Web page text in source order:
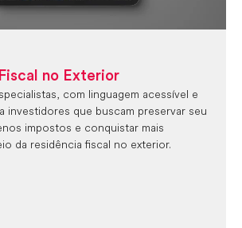
no Exterior
com linguagem acessível e
investidores que buscam preservar seu
impostos e conquistar mais
da residência fiscal no exterior.